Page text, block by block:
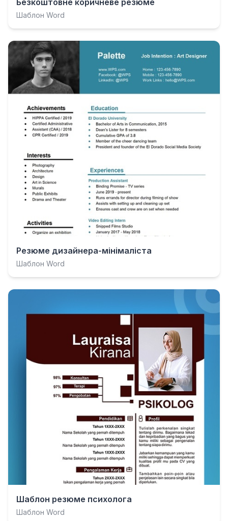
Безкоштовне коричневе резюме
Шаблон Word
Резюме дизайнера-мінімаліста
Шаблон Word
Шаблон резюме психолога
Шаблон Word